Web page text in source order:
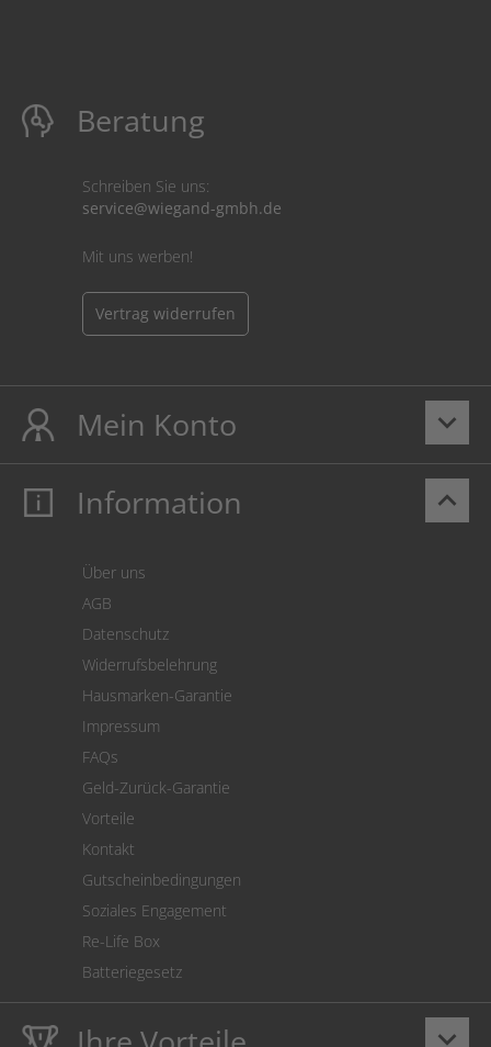
Beratung
Schreiben Sie uns:
service@wiegand-gmbh.de
Mit uns werben!
Vertrag widerrufen
keyboard_arrow_down
Mein Konto
Mein Konto
Cookie Einstellungen
keyboard_arrow_up
Information
Über uns
AGB
Datenschutz
Widerrufsbelehrung
Hausmarken-Garantie
Impressum
FAQs
Geld-Zurück-Garantie
Vorteile
Kontakt
Gutscheinbedingungen
Soziales Engagement
Re-Life Box
Batteriegesetz
keyboard_arrow_down